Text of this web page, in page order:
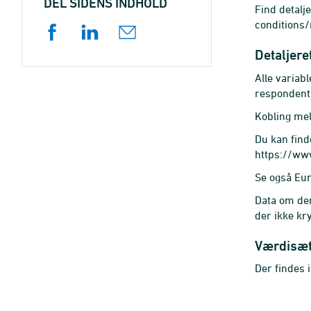
Find
conditions/
Alle
Kobling
Du kan
https://
Se også
Data om
der ikke
Der findes